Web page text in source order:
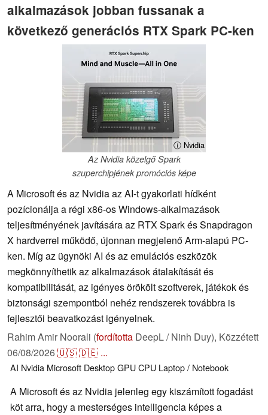
alkalmazások jobban fussanak a
következő generációs RTX Spark PC-ken
ⓘ Nvidia
Az Nvidia közelgő Spark
szuperchipjének promóciós képe
A Microsoft és az Nvidia az AI-t gyakorlati hídként
pozícionálja a régi x86-os Windows-alkalmazások
teljesítményének javítására az RTX Spark és Snapdragon
X hardverrel működő, újonnan megjelenő Arm-alapú PC-
ken. Míg az ügynöki AI és az emulációs eszközök
megkönnyíthetik az alkalmazások átalakítását és
kompatibilitását, az igényes örökölt szoftverek, játékok és
biztonsági szempontból nehéz rendszerek továbbra is
fejlesztői beavatkozást igényelnek.
Rahim Amir Noorali (fordította DeepL / Ninh Duy), Közzétett
06/08/2026🇺🇸🇩🇪 ...
AI Nvidia Microsoft DesktopGPUCPU Laptop / Notebook
A Microsoft és az Nvidia jelenleg egy kiszámított fogadást
köt arra, hogy a mesterséges intelligencia képes a